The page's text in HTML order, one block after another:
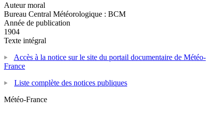
Auteur moral
Bureau Central Météorologique : BCM
Année de publication
1904
Texte intégral
Accès à la notice sur le site du portail documentaire de Météo-
France
Liste complète des notices publiques
Météo-France